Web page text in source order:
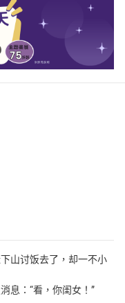
山讨饭去了，却一不小
息：“看，你闺女！”